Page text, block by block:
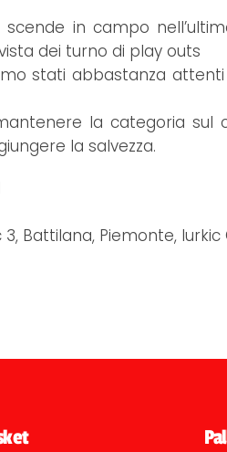
in campo
dei turno di play outs
stati abbastanza
la categoria sul
la salvezza.
Battilana, Piemonte,